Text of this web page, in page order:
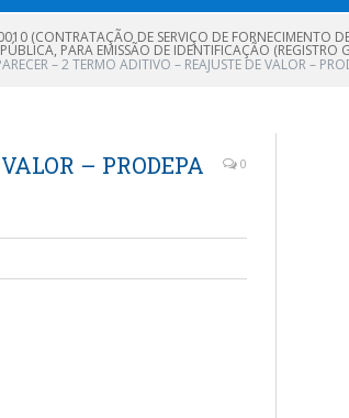
(CONTRATAÇÃO DE SERVIÇO DE FORNECIMENTO
PARA EMISSÃO DE IDENTIFICAÇÃO (REGISTRO
– 2 TERMO ADITIVO – REAJUSTE DE VALOR –
– PRODEPA
0